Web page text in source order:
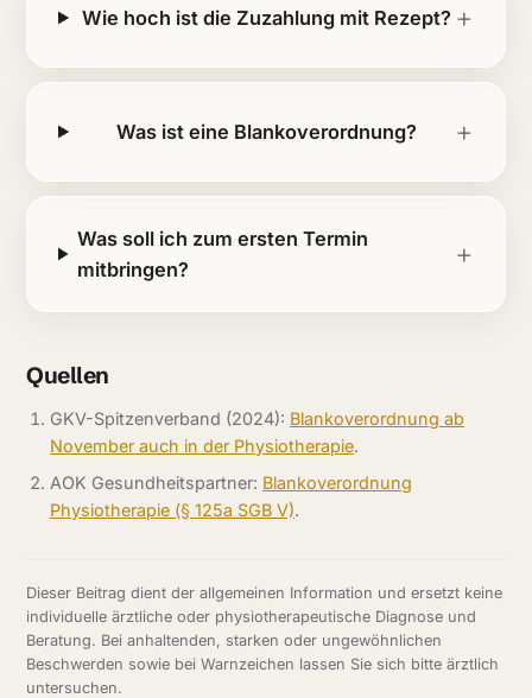
Wie hoch ist die Zuzahlung mit Rezept?
Was ist eine Blankoverordnung?
Was soll ich zum ersten Termin
mitbringen?
Quellen
GKV-Spitzenverband (2024): Blankoverordnung ab
November auch in der Physiotherapie.
AOK Gesundheitspartner: Blankoverordnung
Physiotherapie (§ 125a SGB V).
Dieser Beitrag dient der allgemeinen Information und ersetzt keine
individuelle ärztliche oder physiotherapeutische Diagnose und
Beratung. Bei anhaltenden, starken oder ungewöhnlichen
Beschwerden sowie bei Warnzeichen lassen Sie sich bitte ärztlich
untersuchen.